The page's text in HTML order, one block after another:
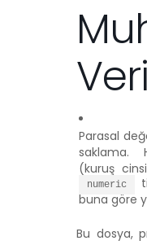
Parasal
saklama.
(kuruş
numeric
buna göre
Bu dosya,